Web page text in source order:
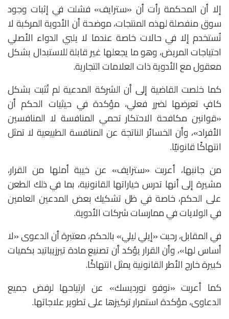
إلا أن المحكمة رأت أن «سترايف» فشلت في إثبات وجود
سوق منفصلة لهذه المنتجات، موضحة أن الأدوية المركبة لا
تُستخدم إلا في حالات خاصة عندما لا يلبي الدواء الأصلي
احتياجات المريض، وهو ما يجعلها غير قابلة للاستبدال بشكل
معقول مع الأدوية ذات العلامات التجارية.
كما خلصت القاضية إلى أن الشركة المدعية لم تُثبت بشكل
كافٍ تعرضها لضرر فعلي، مؤكدة في حيثيات الحكم أن
«قوانين مكافحة الاحتكار تحمي المنافسة لا المنافسين
الأفراد»، وأن الخسائر الناتجة عن المنافسة الطبيعية لا تمثل
انتهاكًا قانونيًا.
من جانبها، أعربت «سترايف» عن خيبة أملها من القرار،
مشيرة إلى أنها تدرس خياراتها القانونية، بما في ذلك الطعن
على الحكم، خاصة في ظل تشكيك بعض المدعين العامين
في الولايات في ممارسات شركات الأدوية.
في المقابل، رحبت «إيلي ليلي» بالحكم، معتبرة أن الدعوى «لا
أساس لها»، وأن القرار يؤكد أن تصنيع مادة تيرزيباتيد بكميات
كبيرة خارج الأطر القانونية يمثل انتهاكًا.
كما أعربت «نوفو نورديسك» عن ارتياحها لرفض جميع
الدعاوى، مؤكدة استمرار تركيزها على تطوير علاجاتها.